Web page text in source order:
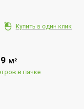
Купить в один клик
М²
в пачке